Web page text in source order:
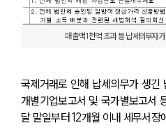
매출액 1천억 초과 등 납세의무자
국제거래로 인해 납세의무가 생긴
개별기업보고서 및 국가별보고서
달 말일부터 12개월 이내 세무서장